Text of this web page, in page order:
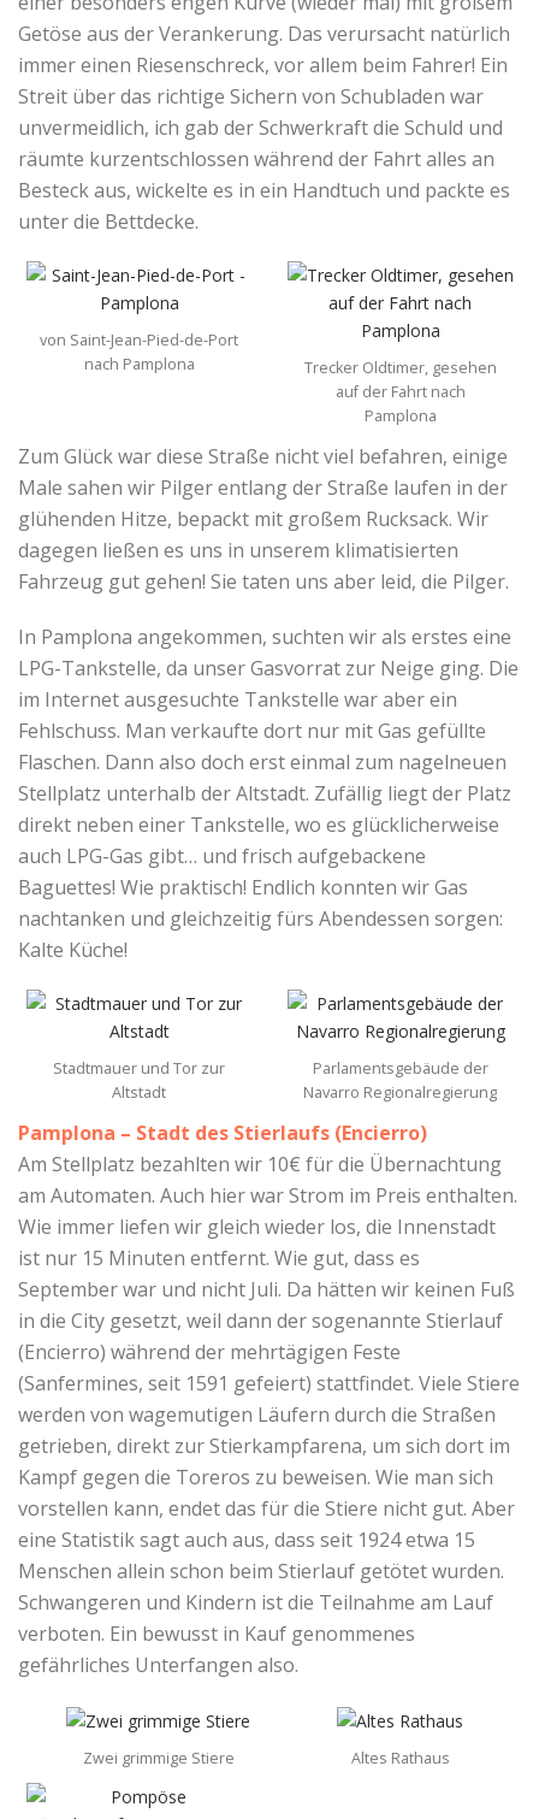
Getöse aus der Verankerung. Das verursacht natürlich
immer einen Riesenschreck, vor allem beim Fahrer! Ein
Streit über das richtige Sichern von Schubladen war
unvermeidlich, ich gab der Schwerkraft die Schuld und
räumte kurzentschlossen während der Fahrt alles an
Besteck aus, wickelte es in ein Handtuch und packte es
unter die Bettdecke.
von Saint-Jean-Pied-de-Port
nach Pamplona
Trecker Oldtimer, gesehen
auf der Fahrt nach
Pamplona
Zum Glück war diese Straße nicht viel befahren, einige
Male sahen wir Pilger entlang der Straße laufen in der
glühenden Hitze, bepackt mit großem Rucksack. Wir
dagegen ließen es uns in unserem klimatisierten
Fahrzeug gut gehen! Sie taten uns aber leid, die Pilger.
In Pamplona angekommen, suchten wir als erstes eine
LPG-Tankstelle, da unser Gasvorrat zur Neige ging. Die
im Internet ausgesuchte Tankstelle war aber ein
Fehlschuss. Man verkaufte dort nur mit Gas gefüllte
Flaschen. Dann also doch erst einmal zum nagelneuen
Stellplatz unterhalb der Altstadt. Zufällig liegt der Platz
direkt neben einer Tankstelle, wo es glücklicherweise
auch LPG-Gas gibt… und frisch aufgebackene
Baguettes! Wie praktisch! Endlich konnten wir Gas
nachtanken und gleichzeitig fürs Abendessen sorgen:
Kalte Küche!
Parlamentsgebäude der
Navarro Regionalregierung
Stadtmauer und Tor zur
Altstadt
Pamplona – Stadt des Stierlaufs (Encierro)
Am Stellplatz bezahlten wir 10€ für die Übernachtung
am Automaten. Auch hier war Strom im Preis enthalten.
Wie immer liefen wir gleich wieder los, die Innenstadt
ist nur 15 Minuten entfernt. Wie gut, dass es
September war und nicht Juli. Da hätten wir keinen Fuß
in die City gesetzt, weil dann der sogenannte Stierlauf
(Encierro) während der mehrtägigen Feste
(Sanfermines, seit 1591 gefeiert) stattfindet. Viele Stiere
werden von wagemutigen Läufern durch die Straßen
getrieben, direkt zur Stierkampfarena, um sich dort im
Kampf gegen die Toreros zu beweisen. Wie man sich
vorstellen kann, endet das für die Stiere nicht gut. Aber
eine Statistik sagt auch aus, dass seit 1924 etwa 15
Menschen allein schon beim Stierlauf getötet wurden.
Schwangeren und Kindern ist die Teilnahme am Lauf
verboten. Ein bewusst in Kauf genommenes
gefährliches Unterfangen also.
Altes Rathaus
Zwei grimmige Stiere